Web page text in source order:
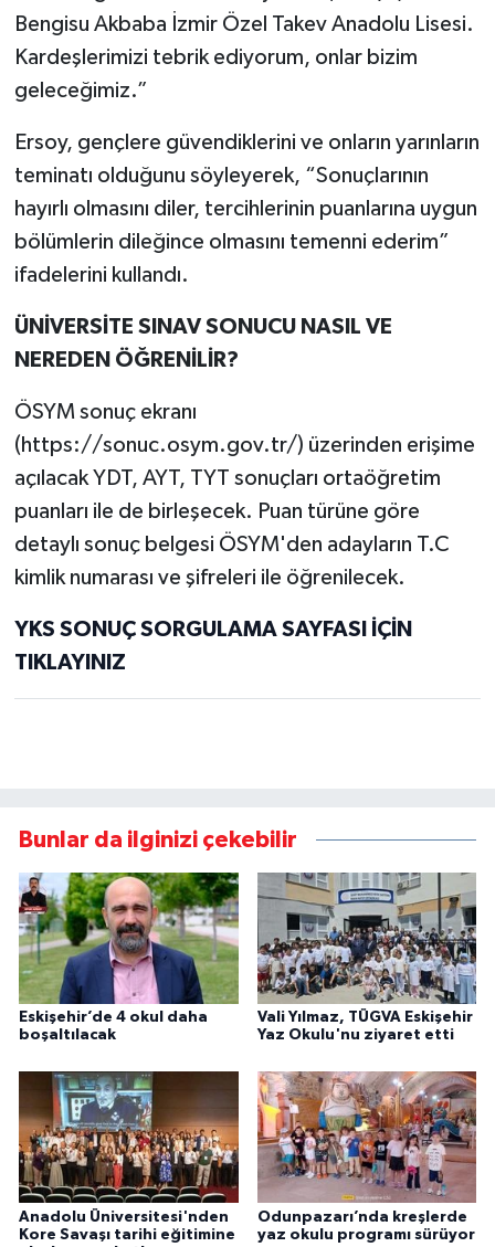
Bengisu Akbaba İzmir Özel Takev Anadolu Lisesi.
Kardeşlerimizi tebrik ediyorum, onlar bizim
geleceğimiz.”
Ersoy, gençlere güvendiklerini ve onların yarınların
teminatı olduğunu söyleyerek, “Sonuçlarının
hayırlı olmasını diler, tercihlerinin puanlarına uygun
bölümlerin dileğince olmasını temenni ederim”
ifadelerini kullandı.
ÜNİVERSİTE SINAV SONUCU NASIL VE
NEREDEN ÖĞRENİLİR?
ÖSYM sonuç ekranı
(https://sonuc.osym.gov.tr/) üzerinden erişime
açılacak YDT, AYT, TYT sonuçları ortaöğretim
puanları ile de birleşecek. Puan türüne göre
detaylı sonuç belgesi ÖSYM'den adayların T.C
kimlik numarası ve şifreleri ile öğrenilecek.
YKS SONUÇ SORGULAMA SAYFASI İÇİN
TIKLAYINIZ
Bunlar da ilginizi çekebilir
Eskişehir’de 4 okul daha
boşaltılacak
Vali Yılmaz, TÜGVA Eskişehir
Yaz Okulu'nu ziyaret etti
Anadolu Üniversitesi'nden
Kore Savaşı tarihi eğitimine
Odunpazarı’nda kreşlerde
yaz okulu programı sürüyor